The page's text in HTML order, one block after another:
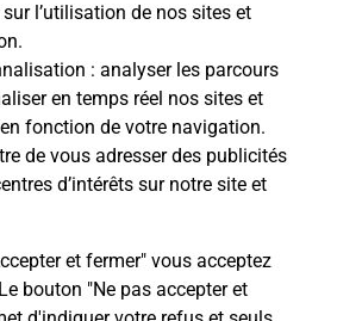
l’utilisation de nos sites et
: analyser les parcours
en temps réel nos sites et
fonction de votre navigation.
de vous adresser des publicités
d’intérêts sur notre site et
et fermer" vous acceptez
bouton "Ne pas accepter et
LE BAS SEGALA